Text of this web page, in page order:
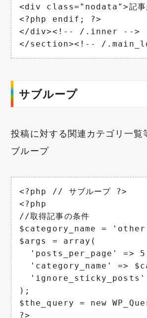
<div class="nodata">記事
<?php endif; ?>
</div><!-- /.inner -->
サブループ
投稿に対する関連カテゴリ一覧
ブループ
<?php // サブループ ?>
<?php
//取得記事の条件
$category_name =
$args = array(
'posts_per_page' =>
'category_name' =>
'ignore_sticky_posts'
);
$the_query = new
?>